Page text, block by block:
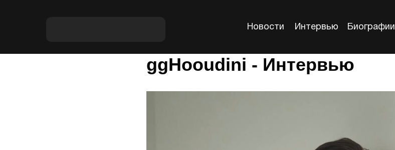
Биографии
Интервью
Новости
ggHooudini - Интервью